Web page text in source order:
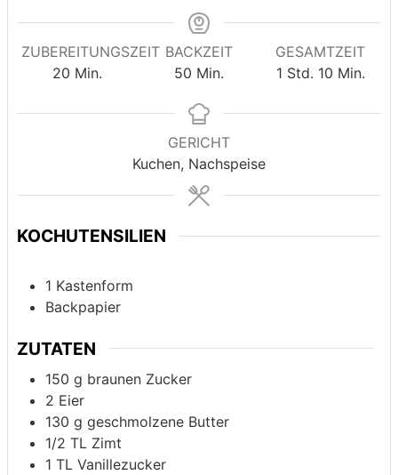
ZUBEREITUNGSZEIT
20 Minuten
Min.
BACKZEIT
50 Minuten
Min.
GESAMTZEIT
1Stunde
Std. 10Minuten
Min.
GERICHT
Kuchen, Nachspeise
KOCHUTENSILIEN
1 Kastenform
Backpapier
ZUTATEN
150 g braunen Zucker
2 Eier
130 g geschmolzene Butter
1/2 TL Zimt
1 TL Vanillezucker